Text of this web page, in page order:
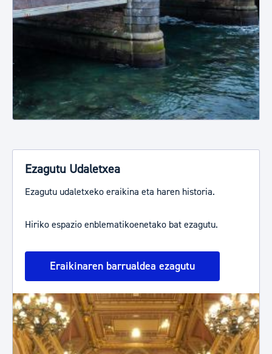
Ezagutu Udaletxea
Ezagutu udaletxeko eraikina eta haren historia.
Hiriko espazio enblematikoenetako bat ezagutu.
Eraikinaren barrualdea ezagutu